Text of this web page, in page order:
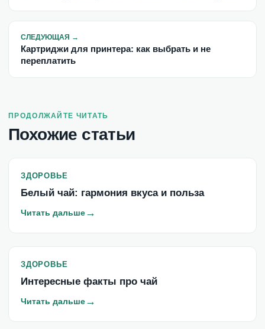
СЛЕДУЮЩАЯ →
Картриджи для принтера: как выбрать и не
переплатить
ПРОДОЛЖАЙТЕ ЧИТАТЬ
Похожие статьи
ЗДОРОВЬЕ
Белый чай: гармония вкуса и польза
Читать дальше→
ЗДОРОВЬЕ
Интересные факты про чай
Читать дальше→